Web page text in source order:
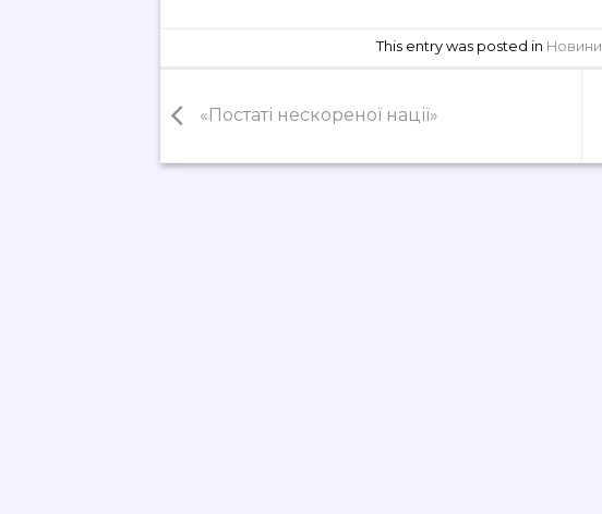
This entry was posted in Новини
«Постаті нескореної нації»